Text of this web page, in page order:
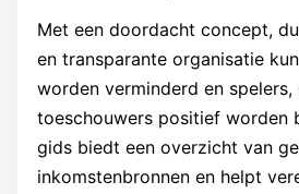
Met een doordacht concept,
en transparante organisatie
worden verminderd en spelers,
toeschouwers positief worden
gids biedt een overzicht van
inkomstenbronnen en helpt